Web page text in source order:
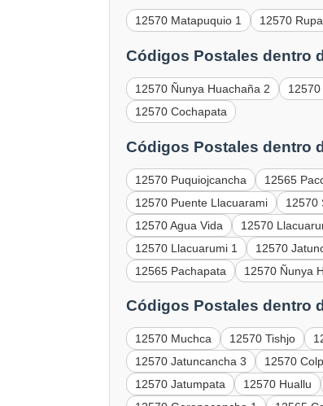
12570 Matapuquio 1 12570
Códigos Postales dentro
12570 Ñunya Huachaña 2
12570 Cochapata
Códigos Postales dentro
12570 Puquiojcancha 12565
12570 Puente Llacuarami
12570
12570 Agua Vida
12570
12570 Llacuarumi 1
12570
12565 Pachapata
12570 Ñunya
Códigos Postales dentro
12570 Muchca 12570 Tishjo
12570 Jatuncancha 3
12570
12570 Jatumpata
12570 Huallu